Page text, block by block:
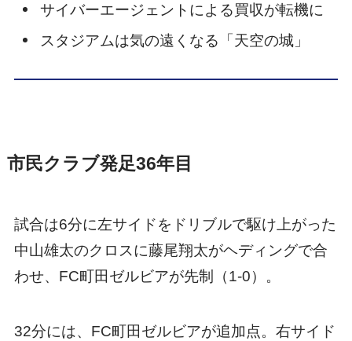
サイバーエージェントによる買収が転機に
スタジアムは気の遠くなる「天空の城」
市民クラブ発足36年目
試合は6分に左サイドをドリブルで駆け上がった
中山雄太のクロスに藤尾翔太がヘディングで合
わせ、FC町田ゼルビアが先制（1-0）。
32分には、FC町田ゼルビアが追加点。右サイド